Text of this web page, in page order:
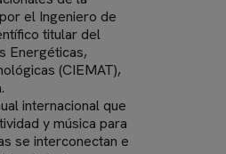
el Ingeniero de
titular del
Energéticas,
(CIEMAT),
internacional que
y música para
se interconectan e